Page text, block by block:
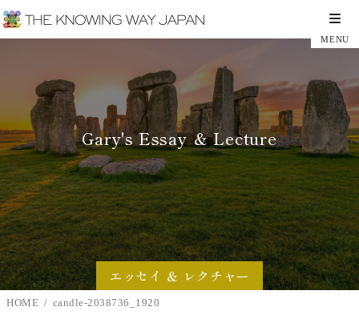
エッセイ ＆ レクチャー
Gary's Essay ＆ Lecture
HOME candle-2038736_1920